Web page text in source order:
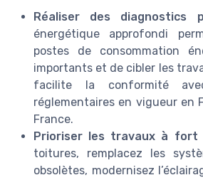
Réaliser des diagnostics
énergétique approfondi
postes de consommation
importants et de cibler les
facilite la conformité
réglementaires en vigueur en
France.
Prioriser les travaux à fort
toitures, remplacez les
obsolètes, modernisez